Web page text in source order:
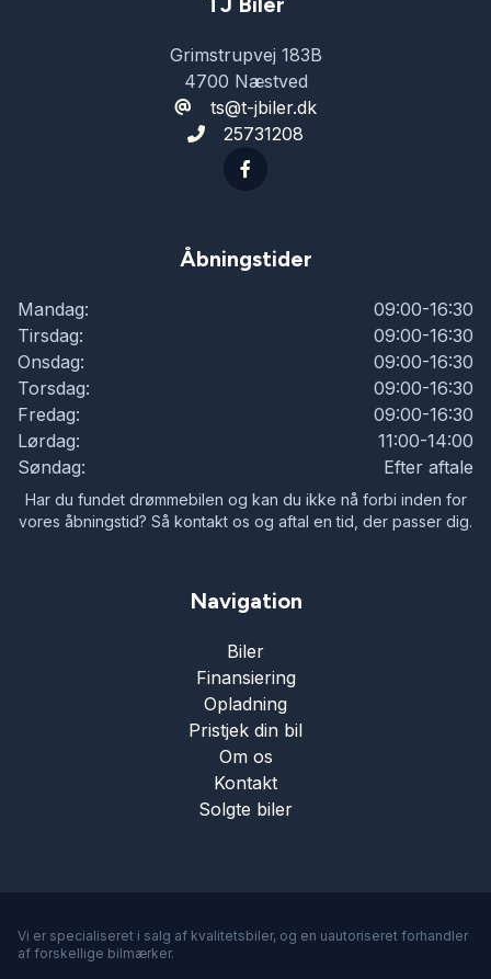
parkeringssensor (bag)
skiltegenkendelse
Grimstrupvej 183B
4700 Næstved
ts@t-jbiler.dk
25731208
Åbningstider
Mandag:
09:00-16:30
Tirsdag:
09:00-16:30
Onsdag:
09:00-16:30
Torsdag:
09:00-16:30
Fredag:
09:00-16:30
Lørdag:
11:00-14:00
Søndag:
Efter aftale
Har du fundet drømmebilen og kan du ikke nå forbi inden for
vores åbningstid? Så kontakt os og aftal en tid, der passer dig.
Navigation
Biler
Finansiering
Opladning
Pristjek din bil
Om os
Kontakt
Solgte biler
Vi er specialiseret i salg af kvalitetsbiler, og en uautoriseret forhandler
af forskellige bilmærker.